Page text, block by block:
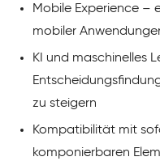
Mobile Experience –
mobiler
KI und maschinelles
zu steigern
Kompatibilität mit
komponierbaren